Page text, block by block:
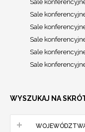
Sale
Sale
Sale
Sale
Sale
Sale
WYSZUKAJ NA